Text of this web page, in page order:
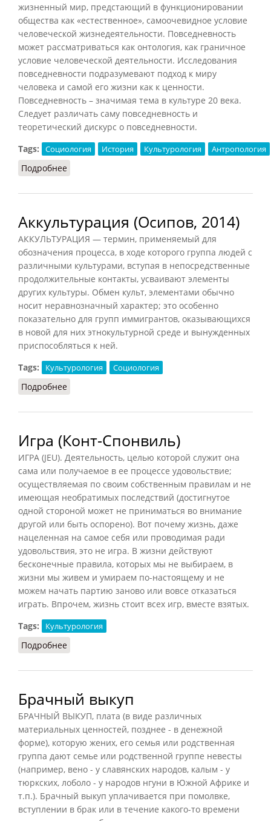
жизненный мир, предстающий в функционировании
общества как «естественное», самоочевидное условие
человеческой жизнедеятельности. Повседневность
может рассматриваться как онтология, как граничное
условие человеческой деятельности. Исследования
повседневности подразумевают подход к миру
человека и самой его жизни как к ценности.
Повседневность – значимая тема в культуре 20 века.
Следует различать саму повседневность и
теоретический дискурс о повседневности.
Tags:
Социология История Культурология Антропология
Подробнее
Аккультурация (Осипов, 2014)
АККУЛЬТУРАЦИЯ — термин, применяемый для
обозначения процесса, в ходе которого группа людей с
различными культурами, вступая в непосредственные
продолжительные контакты, усваивают элементы
других культуры. Обмен культ, элементами обычно
носит неравнозначный характер; это особенно
показательно для групп иммигрантов, оказывающихся
в новой для них этнокультурной среде и вынужденных
приспособляться к ней.
Tags:
Культурология Социология
Подробнее
Игра (Конт-Спонвиль)
ИГРА (JEU). Деятельность, целью которой служит она
сама или получаемое в ее процессе удовольствие;
осуществляемая по своим собственным правилам и не
имеющая необратимых последствий (достигнутое
одной стороной может не приниматься во внимание
другой или быть оспорено). Вот почему жизнь, даже
нацеленная на самое себя или проводимая ради
удовольствия, это не игра. В жизни действуют
бесконечные правила, которых мы не выбираем, в
жизни мы живем и умираем по-настоящему и не
можем начать партию заново или вовсе отказаться
играть. Впрочем, жизнь стоит всех игр, вместе взятых.
Tags:
Культурология
Подробнее
Брачный выкуп
БРАЧНЫЙ ВЫКУП, плата (в виде различных
материальных ценностей, позднее - в денежной
форме), которую жених, его семья или родственная
группа дают семье или родственной группе невесты
(например, вено - у славянских народов, калым - у
тюркских, лоболо - у народов нгуни в Южной Африке и
т.п.). Брачный выкуп уплачивается при помолвке,
вступлении в брак или в течение какого-то времени